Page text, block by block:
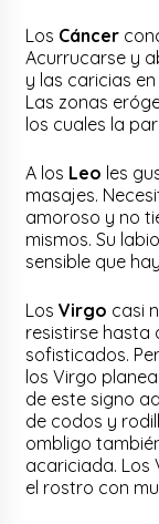
Los Cáncer
Acurrucarse y
y las caricias
Las zonas
los cuales la
A los Leo les
masajes.
amoroso y no
mismos. Su
sensible que
Los Virgo casi
resistirse hasta
sofisticados.
los Virgo
de este signo
de codos y
ombligo
acariciada. Los
el rostro con